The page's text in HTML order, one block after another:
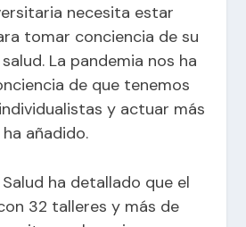
necesita estar
tomar conciencia de su
La pandemia nos ha
de que tenemos
y actuar más
añadido.
ha detallado que el
32 talleres y más de